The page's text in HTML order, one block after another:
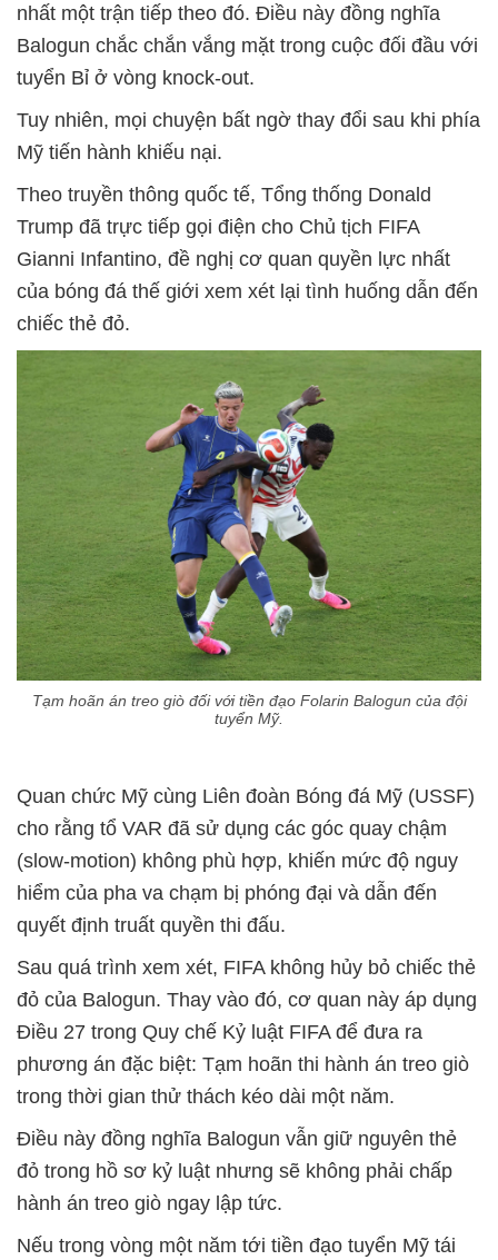
nhất một trận tiếp theo đó. Điều này đồng nghĩa
Balogun chắc chắn vắng mặt trong cuộc đối đầu với
tuyển Bỉ ở vòng knock-out.
Tuy nhiên, mọi chuyện bất ngờ thay đổi sau khi phía
Mỹ tiến hành khiếu nại.
Theo truyền thông quốc tế, Tổng thống Donald
Trump đã trực tiếp gọi điện cho Chủ tịch FIFA
Gianni Infantino, đề nghị cơ quan quyền lực nhất
của bóng đá thế giới xem xét lại tình huống dẫn đến
chiếc thẻ đỏ.
Tạm hoãn án treo giò đối với tiền đạo Folarin Balogun của đội
tuyển Mỹ.
Quan chức Mỹ cùng Liên đoàn Bóng đá Mỹ (USSF)
cho rằng tổ VAR đã sử dụng các góc quay chậm
(slow-motion) không phù hợp, khiến mức độ nguy
hiểm của pha va chạm bị phóng đại và dẫn đến
quyết định truất quyền thi đấu.
Sau quá trình xem xét, FIFA không hủy bỏ chiếc thẻ
đỏ của Balogun. Thay vào đó, cơ quan này áp dụng
Điều 27 trong Quy chế Kỷ luật FIFA để đưa ra
phương án đặc biệt: Tạm hoãn thi hành án treo giò
trong thời gian thử thách kéo dài một năm.
Điều này đồng nghĩa Balogun vẫn giữ nguyên thẻ
đỏ trong hồ sơ kỷ luật nhưng sẽ không phải chấp
hành án treo giò ngay lập tức.
Nếu trong vòng một năm tới tiền đạo tuyển Mỹ tái